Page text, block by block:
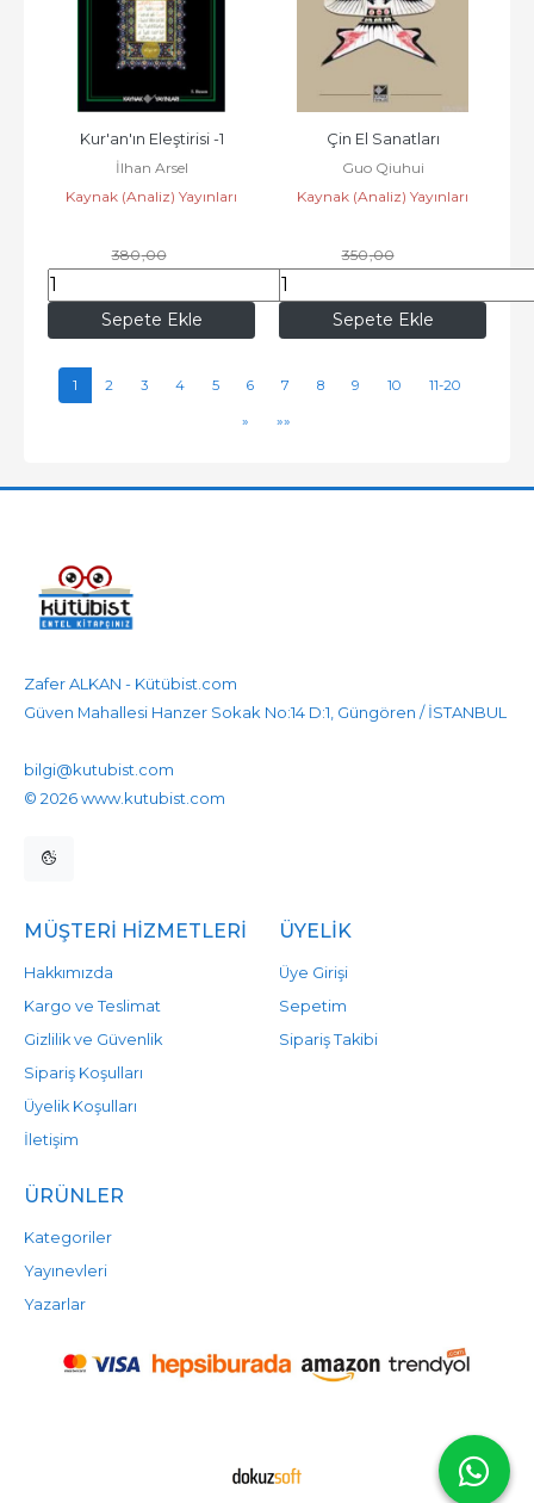
Sepete Ekle
Kur'an'ın Eleştirisi -1
İlhan Arsel
Kaynak (Analiz) Yayınları
380,00
334,40
Sepete Ekle
Çin El Sanatları
Guo Qiuhui
Kaynak (Analiz) Yayınları
350,00
308,00
1 2 3 4 5 6 7 8 9 10 11-20
» »»
Zafer ALKAN - Kütübist.com
Güven Mahallesi Hanzer Sokak No:14 D:1, Güngören / İSTANBUL
bilgi@kutubist.com
© 2026 www.kutubist.com
MÜŞTERI HIZMETLERI
Hakkımızda
Kargo ve Teslimat
Gizlilik ve Güvenlik
Sipariş Koşulları
Üyelik Koşulları
İletişim
ÜYELIK
Üye Girişi
Sepetim
Sipariş Takibi
ÜRÜNLER
Kategoriler
Yayınevleri
Yazarlar